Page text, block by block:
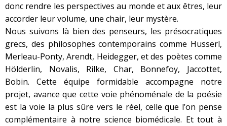
donc rendre les perspectives au monde et aux êtres, leur
accorder leur volume, une chair, leur mystère.
Nous suivons là bien des penseurs, les présocratiques
grecs, des philosophes contemporains comme Husserl,
Merleau-Ponty, Arendt, Heidegger, et des poètes comme
Hölderlin, Novalis, Rilke, Char, Bonnefoy, Jaccottet,
Bobin. Cette équipe formidable accompagne notre
projet, avance que cette voie phénoménale de la poésie
est la voie la plus sûre vers le réel, celle que l’on pense
complémentaire à notre science biomédicale. Et tout à